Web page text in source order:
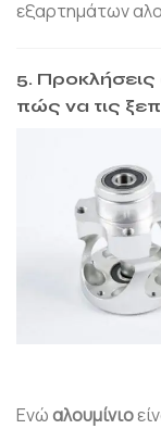
εξαρτημάτων
5. Προκλήσεις
πώς να τις
Ενώαλουμίνιο